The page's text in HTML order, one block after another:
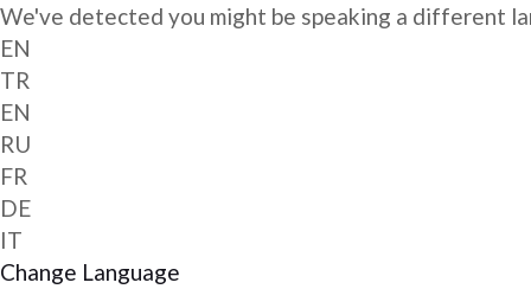
We've detected you might be speaking a different
EN
TR
EN
RU
FR
DE
IT
Change Language